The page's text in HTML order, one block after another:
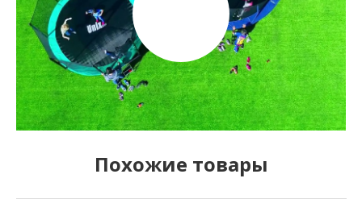
Похожие товары